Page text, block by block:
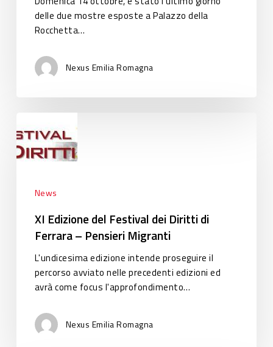
delle due mostre esposte a Palazzo della
Rocchetta…
Nexus Emilia Romagna
Edizione
del
Festival
Diritti
Ferrara
Migranti
News
XI Edizione del Festival dei Diritti di
Ferrara – Pensieri Migranti
L'undicesima edizione intende proseguire il
percorso avviato nelle precedenti edizioni ed
avrà come focus l'approfondimento…
Nexus Emilia Romagna